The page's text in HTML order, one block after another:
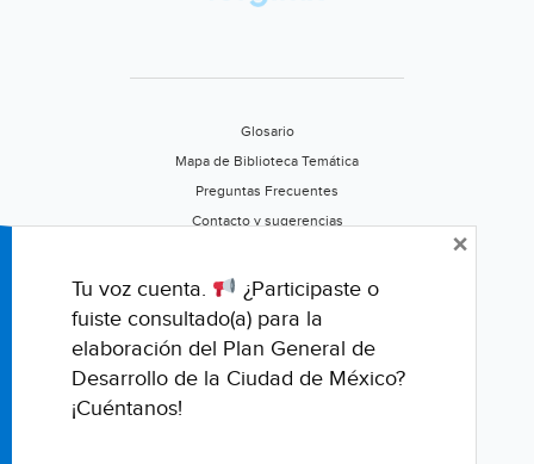
Glosario
Mapa de Biblioteca Temática
Preguntas Frecuentes
Contacto y sugerencias
Califica este portal
Tu voz cuenta.
¿Participaste o
fuiste consultado(a) para la
elaboración del Plan General de
Desarrollo de la Ciudad de México?
¡Cuéntanos!
×